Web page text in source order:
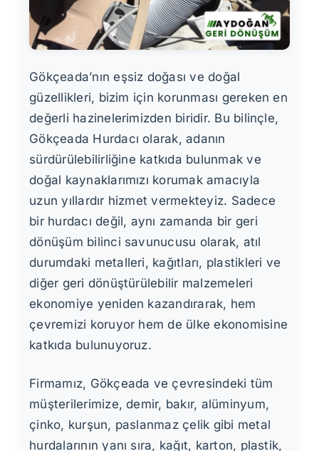
Gökçeada’nın eşsiz doğası ve doğal
güzellikleri, bizim için korunması gereken en
değerli hazinelerimizden biridir. Bu bilinçle,
Gökçeada Hurdacı olarak, adanın
sürdürülebilirliğine katkıda bulunmak ve
doğal kaynaklarımızı korumak amacıyla
uzun yıllardır hizmet vermekteyiz. Sadece
bir hurdacı değil, aynı zamanda bir geri
dönüşüm bilinci savunucusu olarak, atıl
durumdaki metalleri, kağıtları, plastikleri ve
diğer geri dönüştürülebilir malzemeleri
ekonomiye yeniden kazandırarak, hem
çevremizi koruyor hem de ülke ekonomisine
katkıda bulunuyoruz.
Firmamız, Gökçeada ve çevresindeki tüm
müşterilerimize, demir, bakır, alüminyum,
çinko, kurşun, paslanmaz çelik gibi metal
hurdalarının yanı sıra, kağıt, karton, plastik,